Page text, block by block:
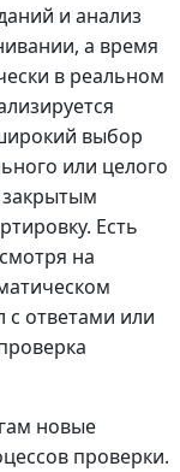
и анализ
а время
в реальном
выбор
или целого
Есть
на
с ответами или
новые
проверки.